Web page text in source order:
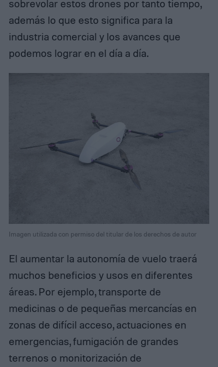
sobrevolar estos drones por tanto tiempo,
además lo que esto significa para la
industria comercial y los avances que
podemos lograr en el día a día.
Imagen utilizada con permiso del titular de los derechos de autor
El aumentar la autonomía de vuelo traerá
muchos beneficios y usos en diferentes
áreas. Por ejemplo, transporte de
medicinas o de pequeñas mercancías en
zonas de difícil acceso, actuaciones en
emergencias, fumigación de grandes
terrenos o monitorización de